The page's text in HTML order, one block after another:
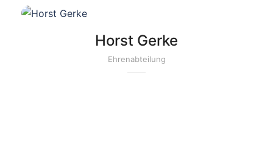
Horst Gerke
Ehrenabteilung